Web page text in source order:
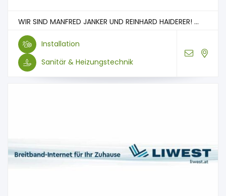
WIR SIND MANFRED JANKER UND REINHARD HAIDERER! ...
Installation
Sanitär & Heizungstechnik